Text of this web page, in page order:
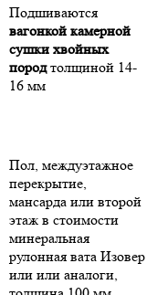
Подшиваются
вагонкой камерной
сушки хвойных
породтолщиной 14-
16 мм
Пол, междуэтажное
перекрытие,
мансарда или второй
этаж в стоимости
минеральная
рулонная вата Изовер
или или аналоги,